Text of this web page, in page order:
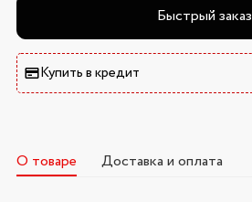
Быстрый заказ
Купить в кредит
О товаре Доставка и оплата